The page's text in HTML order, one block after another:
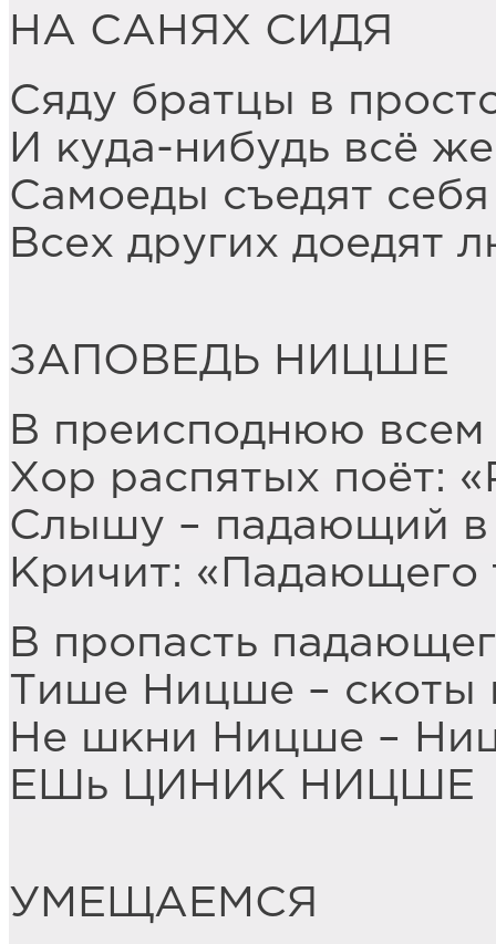
НА САНЯХ СИДЯ
Сяду братцы в
И куда-нибудь всё
Самоеды съедят
Всех других доедят
ЗАПОВЕДЬ НИЦШЕ
В преисподнюю всем
Хор распятых поёт:
Слышу – падающий в
Кричит: «Падающего
В пропасть
Тише Ницше –
Не шкни Ницше –
ЕШь ЦИНИК НИЦШЕ
УМЕЩАЕМСЯ